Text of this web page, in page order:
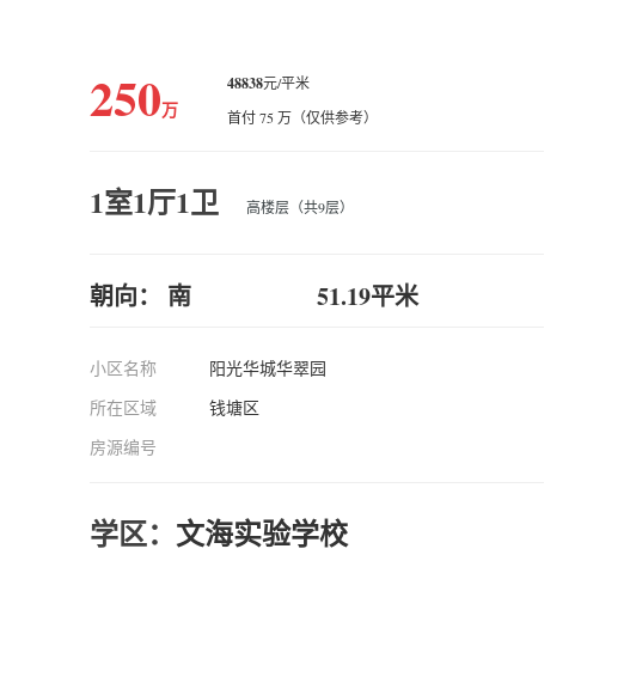
250万
48838元/平米
首付 75 万（仅供参考）
1室1厅1卫 高楼层（共9层）
朝向： 南 51.19平米
小区名称
阳光华城华翠园
所在区域
钱塘区
房源编号
学区： 文海实验学校